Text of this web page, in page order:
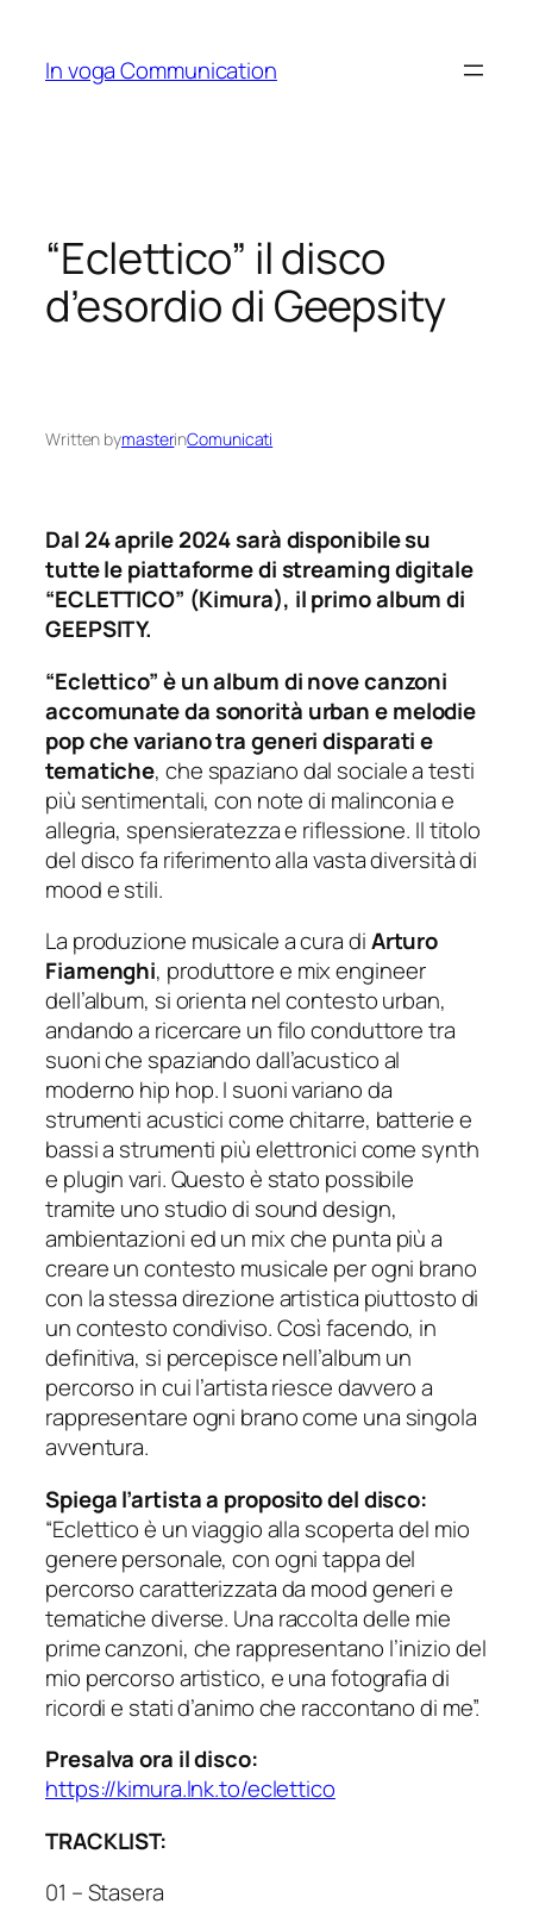
content
In voga Communication
“Eclettico” il disco
d’esordio di Geepsity
Written bymasterinComunicati
Dal 24 aprile 2024 sarà disponibile su
tutte le piattaforme di streaming digitale
“ECLETTICO” (Kimura), il primo album di
GEEPSITY.
“Eclettico” è un album di nove canzoni
accomunate da sonorità urban e melodie
pop che variano tra generi disparati e
tematiche, che spaziano dal sociale a testi
più sentimentali, con note di malinconia e
allegria, spensieratezza e riflessione. Il titolo
del disco fa riferimento alla vasta diversità di
mood e stili.
La produzione musicale a cura diArturo
Fiamenghi, produttore e mix engineer
dell’album, si orienta nel contesto urban,
andando a ricercare un filo conduttore tra
suoni che spaziando dall’acustico al
moderno hip hop. I suoni variano da
strumenti acustici come chitarre, batterie e
bassi a strumenti più elettronici come synth
e plugin vari. Questo è stato possibile
tramite uno studio di sound design,
ambientazioni ed un mix che punta più a
creare un contesto musicale per ogni brano
con la stessa direzione artistica piuttosto di
un contesto condiviso. Così facendo, in
definitiva, si percepisce nell’album un
percorso in cui l’artista riesce davvero a
rappresentare ogni brano come una singola
avventura.
Spiega l’artista a proposito del disco:
“Eclettico è un viaggio alla scoperta del mio
genere personale, con ogni tappa del
percorso caratterizzata da mood generi e
tematiche diverse. Una raccolta delle mie
prime canzoni, che rappresentano l’inizio del
mio percorso artistico, e una fotografia di
ricordi e stati d’animo che raccontano di me”.
Presalva ora il disco:
https://kimura.lnk.to/eclettico
TRACKLIST:
01 – Stasera